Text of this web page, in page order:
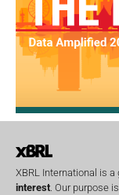
XBRL International is a
interest. Our purpose